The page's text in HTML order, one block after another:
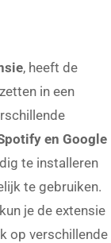
, heeft de
in een
en Google
te installeren
te gebruiken.
je de extensie
op verschillende